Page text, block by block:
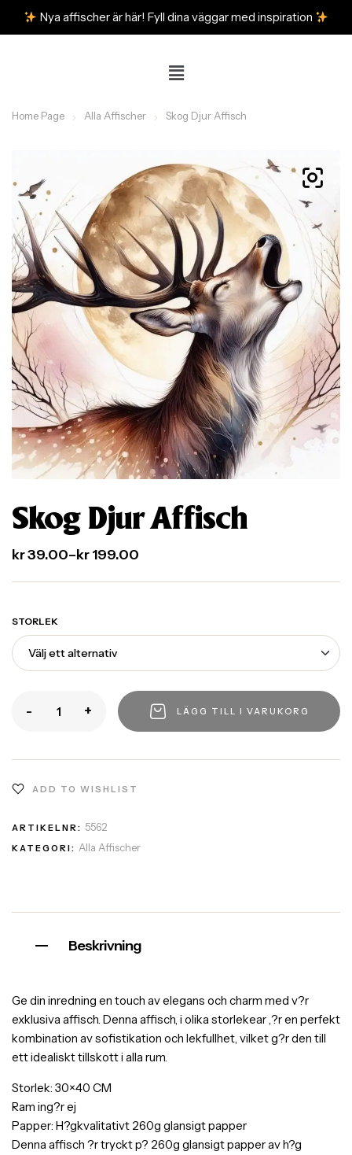
Nya affischer är här! Fyll dina väggar med inspiration
Home Page Alla Affischer Skog Djur Affisch
Skog Djur Affisch
kr39.00–kr199.00
STORLEK
- + LÄGG TILL I VARUKORG
ADD TO WISHLIST
ARTIKELNR: 5562
KATEGORI: Alla Affischer
Beskrivning
Ge din inredning en touch av elegans och charm med v?r
exklusiva affisch. Denna affisch, i olika storlekear ,?r en perfekt
kombination av sofistikation och lekfullhet, vilket g?r den till
ett idealiskt tillskott i alla rum.
Storlek: 30×40 CM
Ram ing?r ej
Papper: H?gkvalitativt 260g glansigt papper
Denna affisch ?r tryckt p? 260g glansigt papper av h?g